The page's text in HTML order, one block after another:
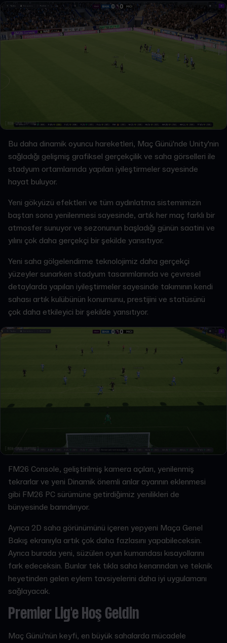
Bu daha dinamik oyuncu hareketleri, Maç Günü'nde Unity'nin
sağladığı gelişmiş grafiksel gerçekçilik ve saha görselleri ile
stadyum ortamlarında yapılan iyileştirmeler sayesinde
hayat buluyor.
Yeni gökyüzü efektleri ve tüm aydınlatma sistemimizin
baştan sona yenilenmesi sayesinde, artık her maç farklı bir
atmosfer sunuyor ve sezonunun başladığı günün saatini ve
yılını çok daha gerçekçi bir şekilde yansıtıyor.
Yeni saha gölgelendirme teknolojimiz daha gerçekçi
yüzeyler sunarken stadyum tasarımlarında ve çevresel
detaylarda yapılan iyileştirmeler sayesinde takımının kendi
sahası artık kulübünün konumunu, prestijini ve statüsünü
çok daha etkileyici bir şekilde yansıtıyor.
FM26 Console, geliştirilmiş kamera açıları, yenilenmiş
tekrarlar ve yeni Dinamik önemli anlar ayarının eklenmesi
gibi FM26 PC sürümüne getirdiğimiz yenilikleri de
bünyesinde barındırıyor.
Ayrıca 2D saha görünümünü içeren yepyeni Maça Genel
Bakış ekranıyla artık çok daha fazlasını yapabileceksin.
Ayrıca burada yeni, süzülen oyun kumandası kısayollarını
fark edeceksin. Bunlar tek tıkla saha kenarından ve teknik
heyetinden gelen eylem tavsiyelerini daha iyi uygulamanı
sağlayacak.
Premier Lig'e Hoş Geldin
Maç Günü'nün keyfi, en büyük sahalarda mücadele